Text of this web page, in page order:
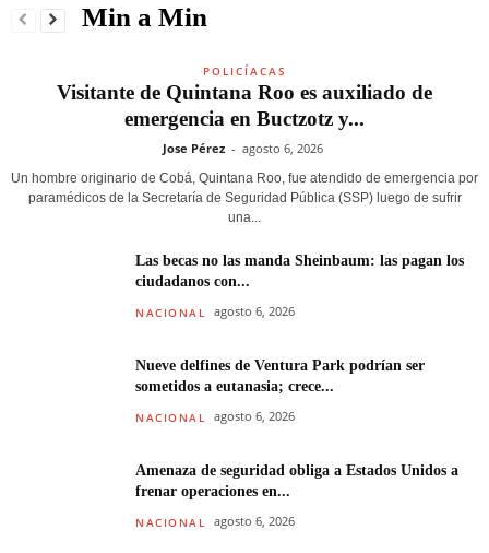
Min a Min
POLICÍACAS
Visitante de Quintana Roo es auxiliado de
emergencia en Buctzotz y...
Jose Pérez - agosto 6, 2026
Un hombre originario de Cobá, Quintana Roo, fue atendido de emergencia por
paramédicos de la Secretaría de Seguridad Pública (SSP) luego de sufrir
una...
Las becas no las manda Sheinbaum: las pagan los
ciudadanos con...
NACIONAL agosto 6, 2026
Nueve delfines de Ventura Park podrían ser
sometidos a eutanasia; crece...
NACIONAL agosto 6, 2026
Amenaza de seguridad obliga a Estados Unidos a
frenar operaciones en...
NACIONAL agosto 6, 2026